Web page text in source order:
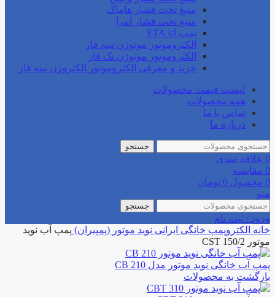
منبع تحت فشار هاماک
منبع تحت فشار امرا
پمپ اتا ETA
الکتروموتور موتوژن سه فاز
الکتروموتور موتوژن تک فاز
خرید و معرفی الکتروموتور الکتروژن سه فاز
لیست قیمت محصولات
همه محصولات
تماس با ما
درباره ما
جستجو
0 علاقه مندی
0 مقایسه
0 محصول 0 تومان
منو
جستجو
ورود / ثبت نام
خانه الکتروپمپ خانگی ایرانی نوید موتور (پمپیران) پمپ آب نوید
موتور CST 150/2
پمپ آب خانگی نوید موتور مدل CB 210
بازگشت به محصولات